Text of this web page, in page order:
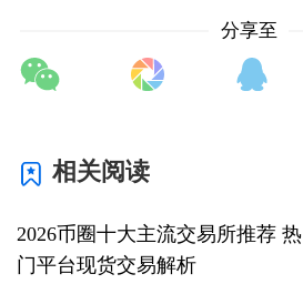
分享至
相关阅读
2026币圈十大主流交易所推荐 热
门平台现货交易解析